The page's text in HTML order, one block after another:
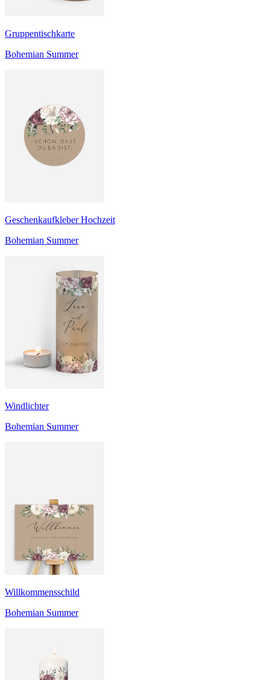
Gruppentischkarte
Bohemian Summer
Geschenkaufkleber Hochzeit
Bohemian Summer
Windlichter
Bohemian Summer
Willkommensschild
Bohemian Summer